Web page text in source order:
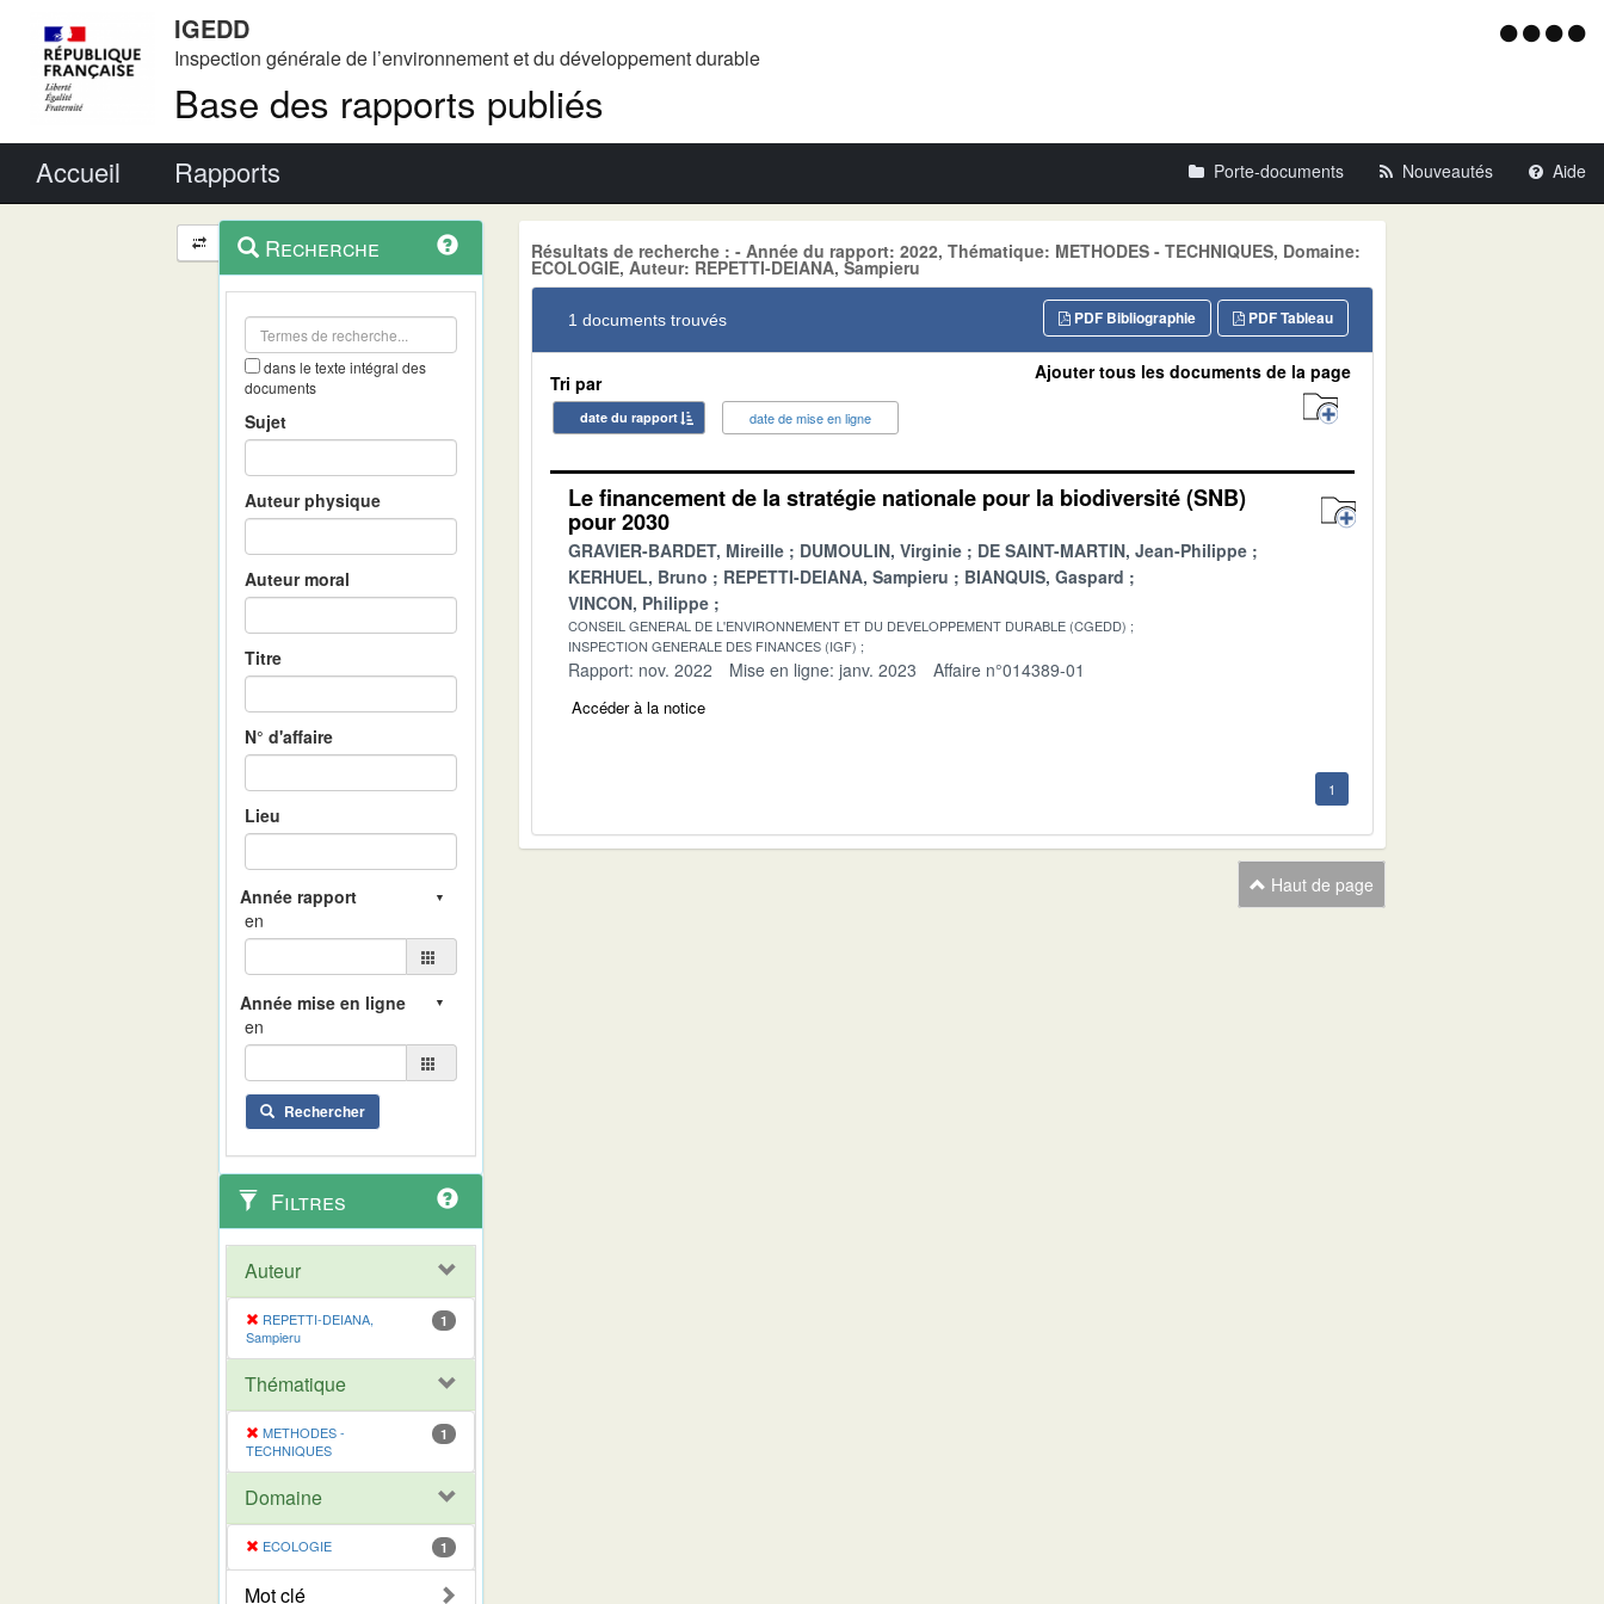
IGEDD
Inspection générale de l’environnement et du développement durable
Base des rapports publiés
Menu
Accueil Rapports Porte-documents Nouveautés Aide
Navigation
et
outils
contextuel
Recherche
dans le texte intégral des
documents
Sujet
Auteur physique
Auteur moral
Titre
N° d'affaire
Lieu
en
en
Rechercher
Filtres
Auteur
REPETTI-DEIANA,
Sampieru
1
Thématique
METHODES -
TECHNIQUES
1
Domaine
ECOLOGIE 1
Mot clé
Résultats de recherche : - Année du rapport: 2022, Thématique: METHODES - TECHNIQUES, Domaine:
ECOLOGIE, Auteur: REPETTI-DEIANA, Sampieru
1 documents trouvés PDF Tableau
PDF Bibliographie
Tri par
date du rapport date de mise en ligne
Ajouter tous les documents de la page
Le financement de la stratégie nationale pour la biodiversité (SNB)
pour 2030
GRAVIER-BARDET, Mireille DUMOULIN, Virginie
DE SAINT-MARTIN, Jean-Philippe
KERHUEL, Bruno
REPETTI-DEIANA, Sampieru
BIANQUIS, Gaspard
VINCON, Philippe
CONSEIL GENERAL DE L'ENVIRONNEMENT ET DU DEVELOPPEMENT DURABLE (CGEDD)
INSPECTION GENERALE DES FINANCES (IGF)
Rapport: nov. 2022 Mise en ligne: janv. 2023 Affaire n°014389-01
Accéder à la notice
1
Haut de page